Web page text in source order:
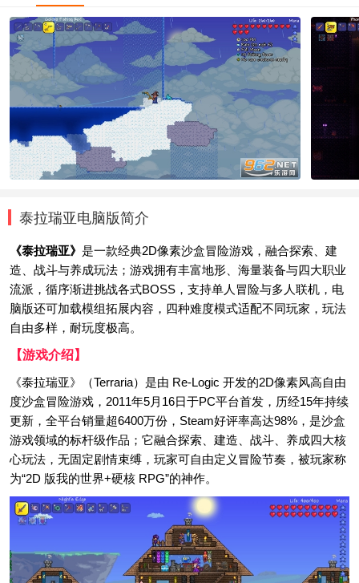
泰拉瑞亚电脑版简介
《泰拉瑞亚》 是一款经典2D像素沙盒冒险游戏，融合探索、建
造、战斗与养成玩法；游戏拥有丰富地形、海量装备与四大职业
流派，循序渐进挑战各式BOSS，支持单人冒险与多人联机，电
脑版还可加载模组拓展内容，四种难度模式适配不同玩家，玩法
自由多样，耐玩度极高。
【游戏介绍】
《泰拉瑞亚》（Terraria）是由 Re-Logic 开发的2D像素风高自由
度沙盒冒险游戏，2011年5月16日于PC平台首发，历经15年持续
更新，全平台销量超6400万份，Steam好评率高达98%，是沙盒
游戏领域的标杆级作品；它融合探索、建造、战斗、养成四大核
心玩法，无固定剧情束缚，玩家可自由定义冒险节奏，被玩家称
为“2D 版我的世界+硬核 RPG”的神作。